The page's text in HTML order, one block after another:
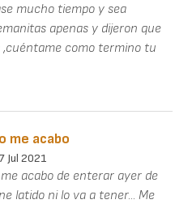
mucho tiempo y sea
apenas y dijeron que
,cuéntame como termino tu
me acabo
Jul 2021
acabo de enterar ayer de
latido ni lo va a tener... Me